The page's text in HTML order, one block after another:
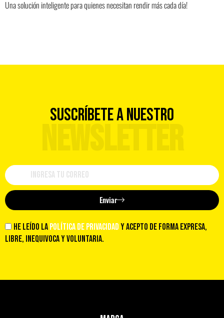
Una solución inteligente para quienes necesitan rendir más cada día!
SUSCRÍBETE A NUESTRO
NEWSLETTER
He leído lapolítica de privacidady acepto de forma expresa,
libre, inequivoca y voluntaria.
Enviar